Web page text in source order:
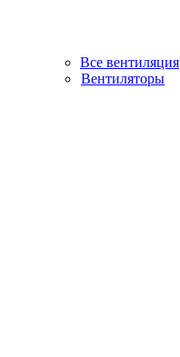
Все вентиляция
Вентиляторы